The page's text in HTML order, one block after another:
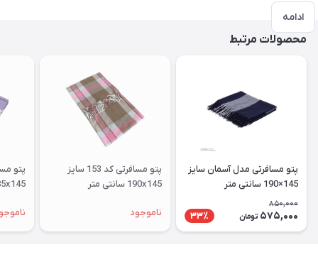
ادامه
محصولات مرتبط
پتو مسافرتی مدل آسمان سایز
145×190 سانتی متر
850,000
575,000 تومان 33٪
پتو مسافرتی کد 153 سایز
190x145 سانتی متر
ناموجود
185x145 سانتی متر